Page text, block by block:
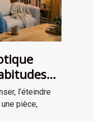
?
l’éteindre
pièce,